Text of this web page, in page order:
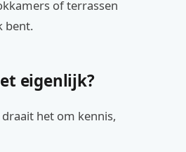
of terrassen
bent.
eigenlijk?
het om kennis,